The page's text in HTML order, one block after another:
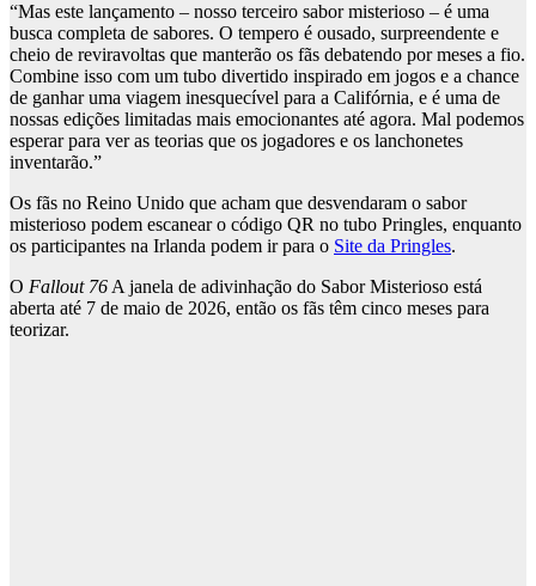
“Mas este lançamento – nosso terceiro sabor misterioso – é uma
busca completa de sabores. O tempero é ousado, surpreendente e
cheio de reviravoltas que manterão os fãs debatendo por meses a fio.
Combine isso com um tubo divertido inspirado em jogos e a chance
de ganhar uma viagem inesquecível para a Califórnia, e é uma de
nossas edições limitadas mais emocionantes até agora. Mal podemos
esperar para ver as teorias que os jogadores e os lanchonetes
inventarão.”
Os fãs no Reino Unido que acham que desvendaram o sabor
misterioso podem escanear o código QR no tubo Pringles, enquanto
os participantes na Irlanda podem ir para o Site da Pringles.
O Fallout 76A janela de adivinhação do Sabor Misterioso está
aberta até 7 de maio de 2026, então os fãs têm cinco meses para
teorizar.